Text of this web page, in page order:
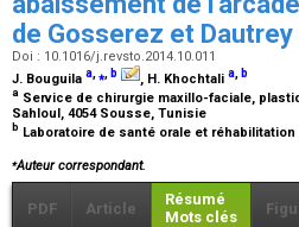
de Gosserez et Dautrey
Doi : 10.1016/j.revsto.2014.10.011
J. Bouguila a,⁎, b , H. Khochtali a, b
a Service de chirurgie maxillo-faciale,
Sahloul, 4054 Sousse, Tunisie
b Laboratoire de santé orale et
⁎Auteur correspondant.
PDF Article
Résumé
Mots clés